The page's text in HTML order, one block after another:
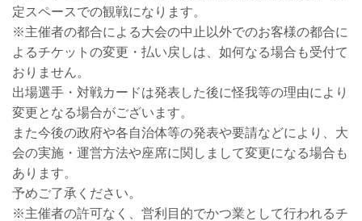
定スペースでの観戦になります。
※主催者の都合による大会の中止以外でのお客様の都合に
よるチケットの変更・払い戻しは、如何なる場合も受付て
おりません。
出場選手・対戦カードは発表した後に怪我等の理由により
変更となる場合がございます。
また今後の政府や各自治体等の発表や要請などにより、大
会の実施・運営方法や座席に関しまして変更になる場合も
あります。
予めご了承ください。
※主催者の許可なく、営利目的でかつ業として行われるチ